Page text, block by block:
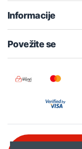
Informacije
Povežite se